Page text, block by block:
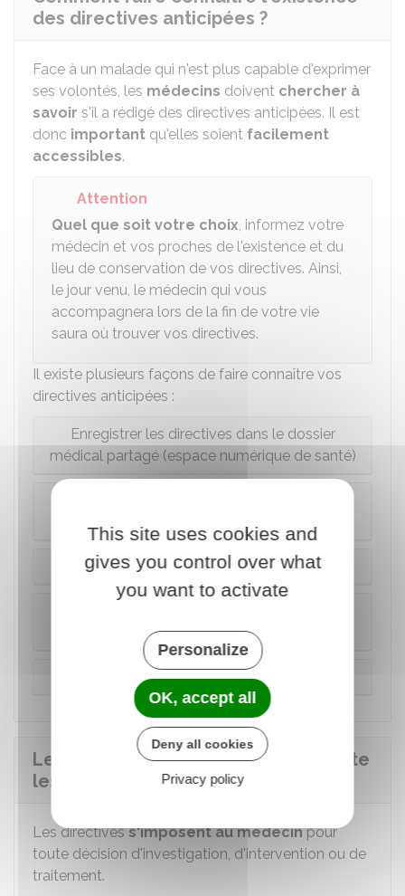
des directives anticipées ?
Face à un malade qui n'est plus capable d'exprimer
ses volontés, les médecins doivent chercher à
savoir s'il a rédigé des directives anticipées. Il est
donc important qu'elles soient facilement
accessibles.
Attention
Quel que soit votre choix, informez votre
médecin et vos proches de l'existence et du
lieu de conservation de vos directives. Ainsi,
le jour venu, le médecin qui vous
accompagnera lors de la fin de votre vie
saura où trouver vos directives.
Il existe plusieurs façons de faire connaître vos
directives anticipées :
Enregistrer les directives dans le dossier
médical partagé (espace numérique de santé)
Confier les directives à un proche
l'établissement pour personnes âgées
Conserver les directives chez soi
Le médecin doit-il prendre en compte
les directives anticipées ?
Les directivess'imposent au médecinpour
toute décision d'investigation, d'intervention ou de
traitement.
This site uses cookies and
gives you control over what
you want to activate
Personalize
OK, accept all
Deny all cookies
Privacy policy